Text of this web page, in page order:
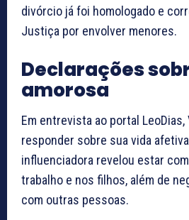
divórcio já foi homologado e
Justiça por envolver menores.
Declarações
amorosa
Em entrevista ao portal
responder sobre sua vida
influenciadora revelou estar
trabalho e nos filhos, além de
com outras pessoas.